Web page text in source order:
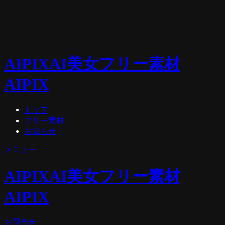
AIPIXAI美女フリー素材
AIPIX
トップ
フリー素材
お知らせ
メニュー
AIPIXAI美女フリー素材
AIPIX
お問合せ